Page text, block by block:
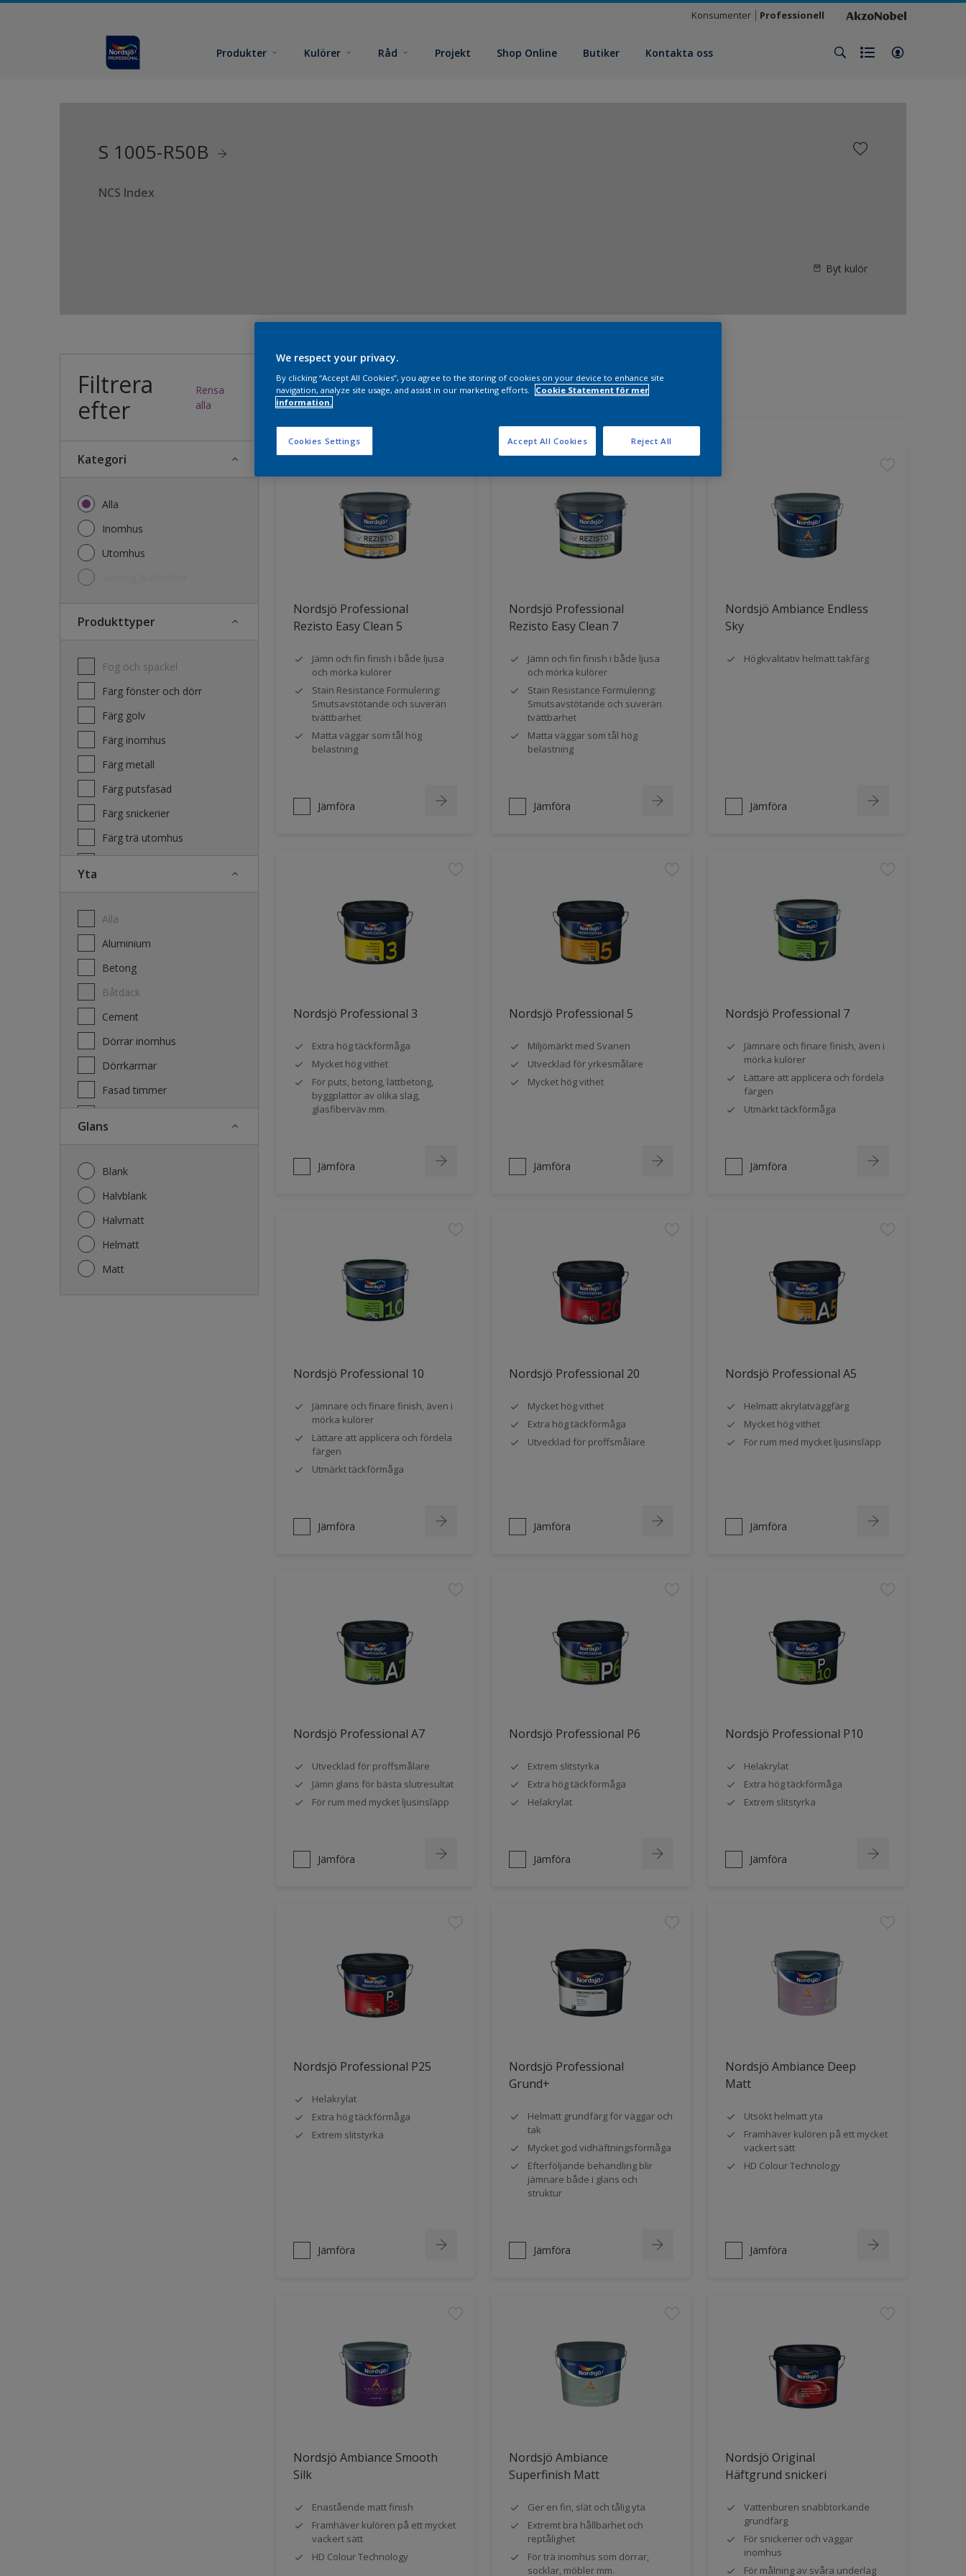
Konsumenter Professionell
Produkter Kulörer Råd Projekt Shop Online Butiker Kontakta oss
S 1005-R50B
NCS Index
Byt kulör
Filtrera
efter
Rensa
alla
Kategori
Alla
Inomhus
Utomhus
Produkttyper
Fog och spackel
Färg fönster och dörr
Färg golv
Färg inomhus
Färg metall
Färg putsfasad
Färg snickerier
Färg trä utomhus
Yta
Alla
Aluminium
Betong
Båtdäck
Cement
Dörrar inomhus
Dörrkarmar
Fasad timmer
Glans
Blank
Halvblank
Halvmatt
Helmatt
Matt
Vilka produkter behöver du?
46produkter hittade
Nordsjö Professional
Rezisto Easy Clean 5
Jämn och fin finish i både ljusa
och mörka kulörer
Stain Resistance Formulering:
Smutsavstötande och suverän
tvättbarhet
Matta väggar som tål hög
belastning
Jämföra
Nordsjö Professional
Rezisto Easy Clean 7
Jämn och fin finish i både ljusa
och mörka kulörer
Stain Resistance Formulering:
Smutsavstötande och suverän
tvättbarhet
Matta väggar som tål hög
belastning
Jämföra
Nordsjö Ambiance Endless
Sky
Högkvalitativ helmatt takfärg
Jämföra
Nordsjö Professional 3
Extra hög täckförmåga
Mycket hög vithet
För puts, betong, lättbetong,
byggplattor av olika slag,
glasfiberväv mm.
Jämföra
Nordsjö Professional 5
Miljömärkt med Svanen
Utvecklad för yrkesmålare
Mycket hög vithet
Jämföra
Nordsjö Professional 7
Jämnare och finare finish, även i
mörka kulörer
Lättare att applicera och fördela
färgen
Utmärkt täckförmåga
Jämföra
Nordsjö Professional 10
Jämnare och finare finish, även i
mörka kulörer
Lättare att applicera och fördela
färgen
Utmärkt täckförmåga
Jämföra
Nordsjö Professional 20
Mycket hög vithet
Extra hög täckförmåga
Utvecklad för proffsmålare
Jämföra
Nordsjö Professional A5
Helmatt akrylatväggfärg
Mycket hög vithet
För rum med mycket ljusinsläpp
Jämföra
Nordsjö Professional A7
Utvecklad för proffsmålare
Jämn glans för bästa slutresultat
För rum med mycket ljusinsläpp
Jämföra
Nordsjö Professional P6
Extrem slitstyrka
Extra hög täckförmåga
Helakrylat
Jämföra
Nordsjö Professional P10
Helakrylat
Extra hög täckförmåga
Extrem slitstyrka
Jämföra
Nordsjö Professional P25
Helakrylat
Extra hög täckförmåga
Extrem slitstyrka
Jämföra
Nordsjö Professional
Grund+
Helmatt grundfärg för väggar och
tak
Mycket god vidhäftningsförmåga
Efterföljande behandling blir
jämnare både i glans och
struktur
Jämföra
Nordsjö Ambiance Deep
Matt
Utsökt helmatt yta
Framhäver kulören på ett mycket
vackert sätt
HD Colour Technology
Jämföra
Nordsjö Ambiance Smooth
Silk
Enastående matt finish
Framhäver kulören på ett mycket
vackert sätt
HD Colour Technology
Nordsjö Ambiance
Superfinish Matt
Ger en fin, slät och tålig yta
Extremt bra hållbarhet och
reptålighet
För trä inomhus som dörrar,
socklar, möbler mm.
Nordsjö Original
Häftgrund snickeri
Vattenburen snabbtorkande
grundfärg
För snickerier och väggar
inomhus
För målning av svåra underlag
We respect your privacy.
By clicking “Accept All Cookies”, you agree to the storing of cookies on your device to enhance site
navigation, analyze site usage, and assist in our marketing efforts.
Cookie Statement för mer
information.
Cookies Settings Reject All
Accept All Cookies